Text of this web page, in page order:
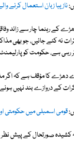
نازیبا زبان استعمال کرنے والے 7 اراکین پر پابندی
کے رہنما چار سے زائد
نہ کئے جائیں، جو بھی
ہے، حکومت کو
کا مؤقف ہے کہ اگر
کے دروازے بند نہیں
قومی اسمبلی میں حکومتی
کشیدہ صورتحال کے پیش